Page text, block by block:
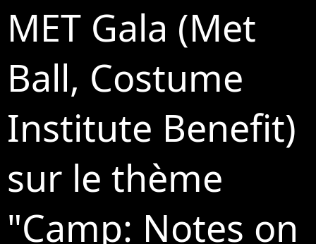
MET Gala (Met
Ball, Costume
Institute Benefit)
sur le thème
"Camp: Notes on